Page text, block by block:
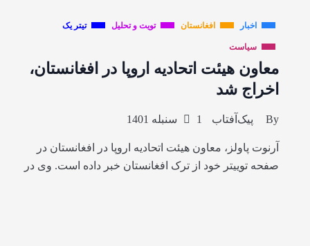
اخبار افغانستان تویت و تحلیل تیتر یک
سیاست
معاون هیئت اتحادیه اروپا در افغانستان،
اخراج شد
By پیک‌آفتاب 1 سنبله 1401
آرنوت پاولز، معاون هیئت اتحادیه اروپا در افغانستان در
صفحه توییتر خود از ترک افغانستان خبر داده است. وی در